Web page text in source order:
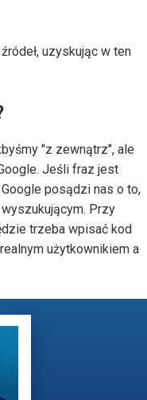
uzyskując w ten
"z zewnątrz", ale
Jeśli fraz jest
posądzi nas o to,
Przy
trzeba wpisać kod
użytkownikiem a